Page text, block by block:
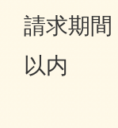
請求期
以内